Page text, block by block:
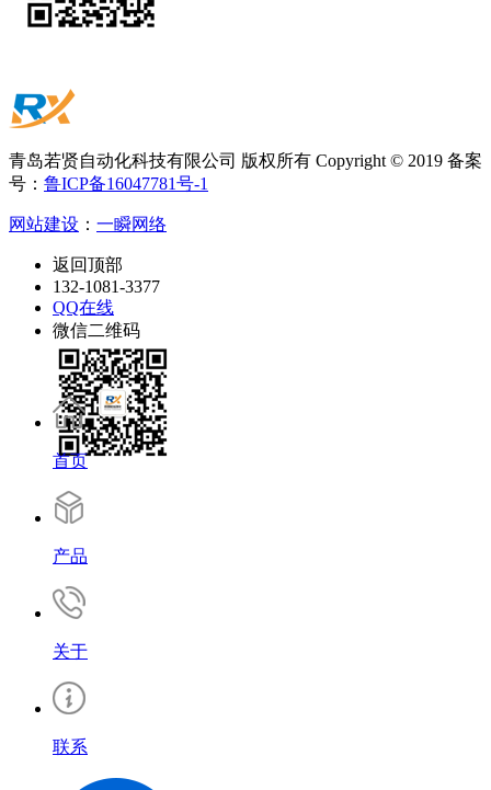
青岛若贤自动化科技有限公司 版权所有 Copyright © 2019 备案
号： 鲁ICP备16047781号-1
网站建设 ： 一瞬网络
返回顶部
132-1081-3377
QQ在线
微信二维码
首页
产品
关于
联系